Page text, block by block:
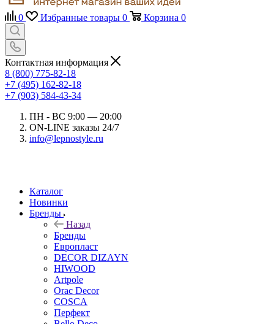
0 Избранные товары 0 Корзина 0
Контактная информация
8 (800) 775-82-18
+7 (495) 162-82-18
+7 (903) 584-43-34
ПН - ВС 9:00 — 20:00
ON-LINE заказы 24/7
info@lepnostyle.ru
Каталог
Новинки
Бренды
Назад
Бренды
Европласт
DECOR DIZAYN
HIWOOD
Artpole
Orac Decor
COSCA
Перфект